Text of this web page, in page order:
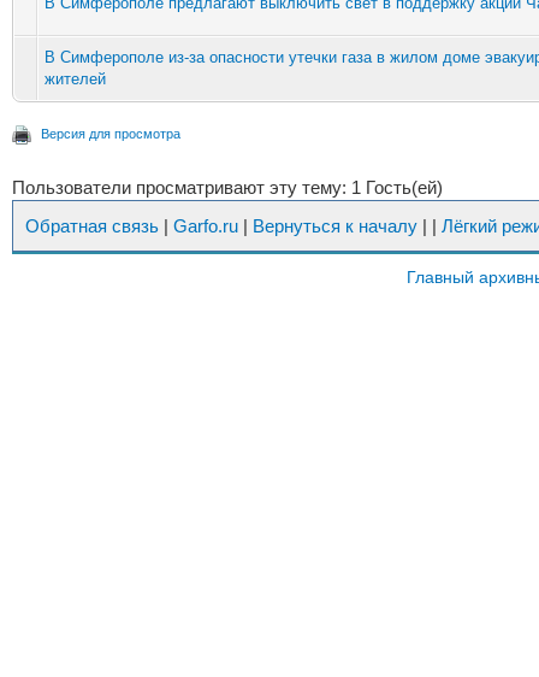
В Симферополе из-за опасности утечки газа в жилом доме
жителей
Версия для просмотра
Пользователи просматривают эту тему: 1 Гость(ей)
Обратная связь | Garfo.ru | Вернуться к началу | | Лёгкий
Главный